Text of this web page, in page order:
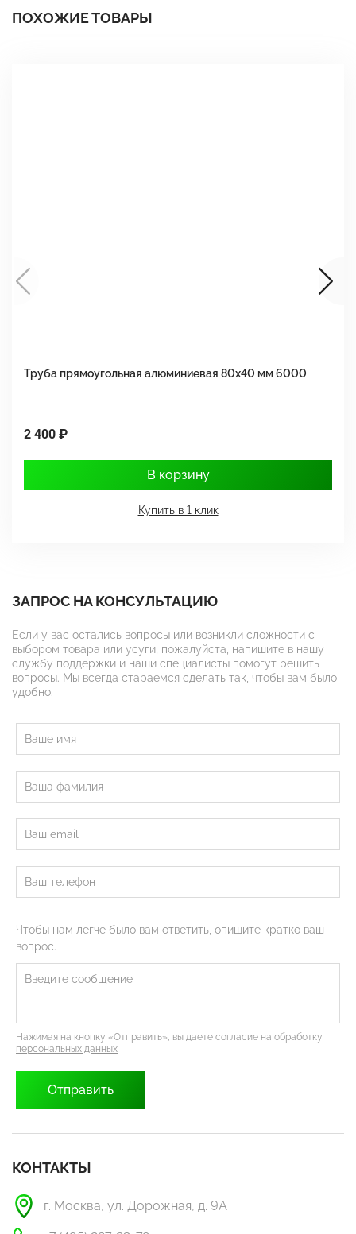
ПОХОЖИЕ ТОВАРЫ
Труба прямоугольная алюминиевая 80х40 мм 6000
2 400 ₽
В корзину
Купить в 1 клик
ЗАПРОС НА КОНСУЛЬТАЦИЮ
Если у вас остались вопросы или возникли сложности с
выбором товара или усуги, пожалуйста, напишите в нашу
службу поддержки и наши специалисты помогут решить
вопросы. Мы всегда стараемся сделать так, чтобы вам было
удобно.
Чтобы нам легче было вам ответить, опишите кратко ваш
вопрос.
Нажимая на кнопку «Отправить», вы даете согласие на обработку
персональных данных
КОНТАКТЫ
г. Москва, ул. Дорожная, д. 9А